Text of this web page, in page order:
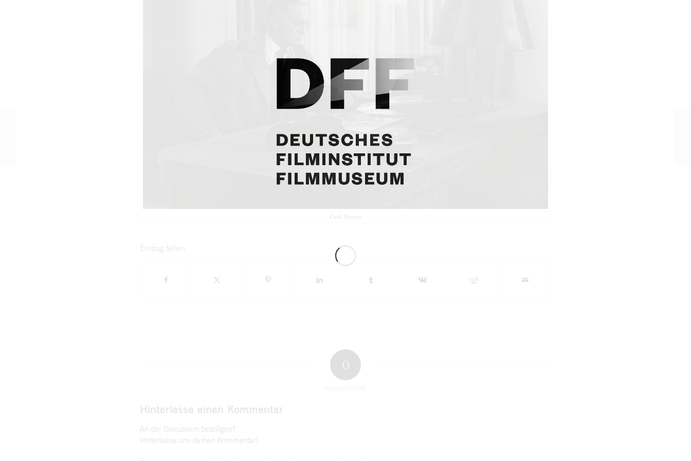
Curd Jürgens
Eintrag teilen
0
Hinterlasse einen Kommentar
An der Diskussion beteiligen?
Hinterlasse uns deinen Kommentar!